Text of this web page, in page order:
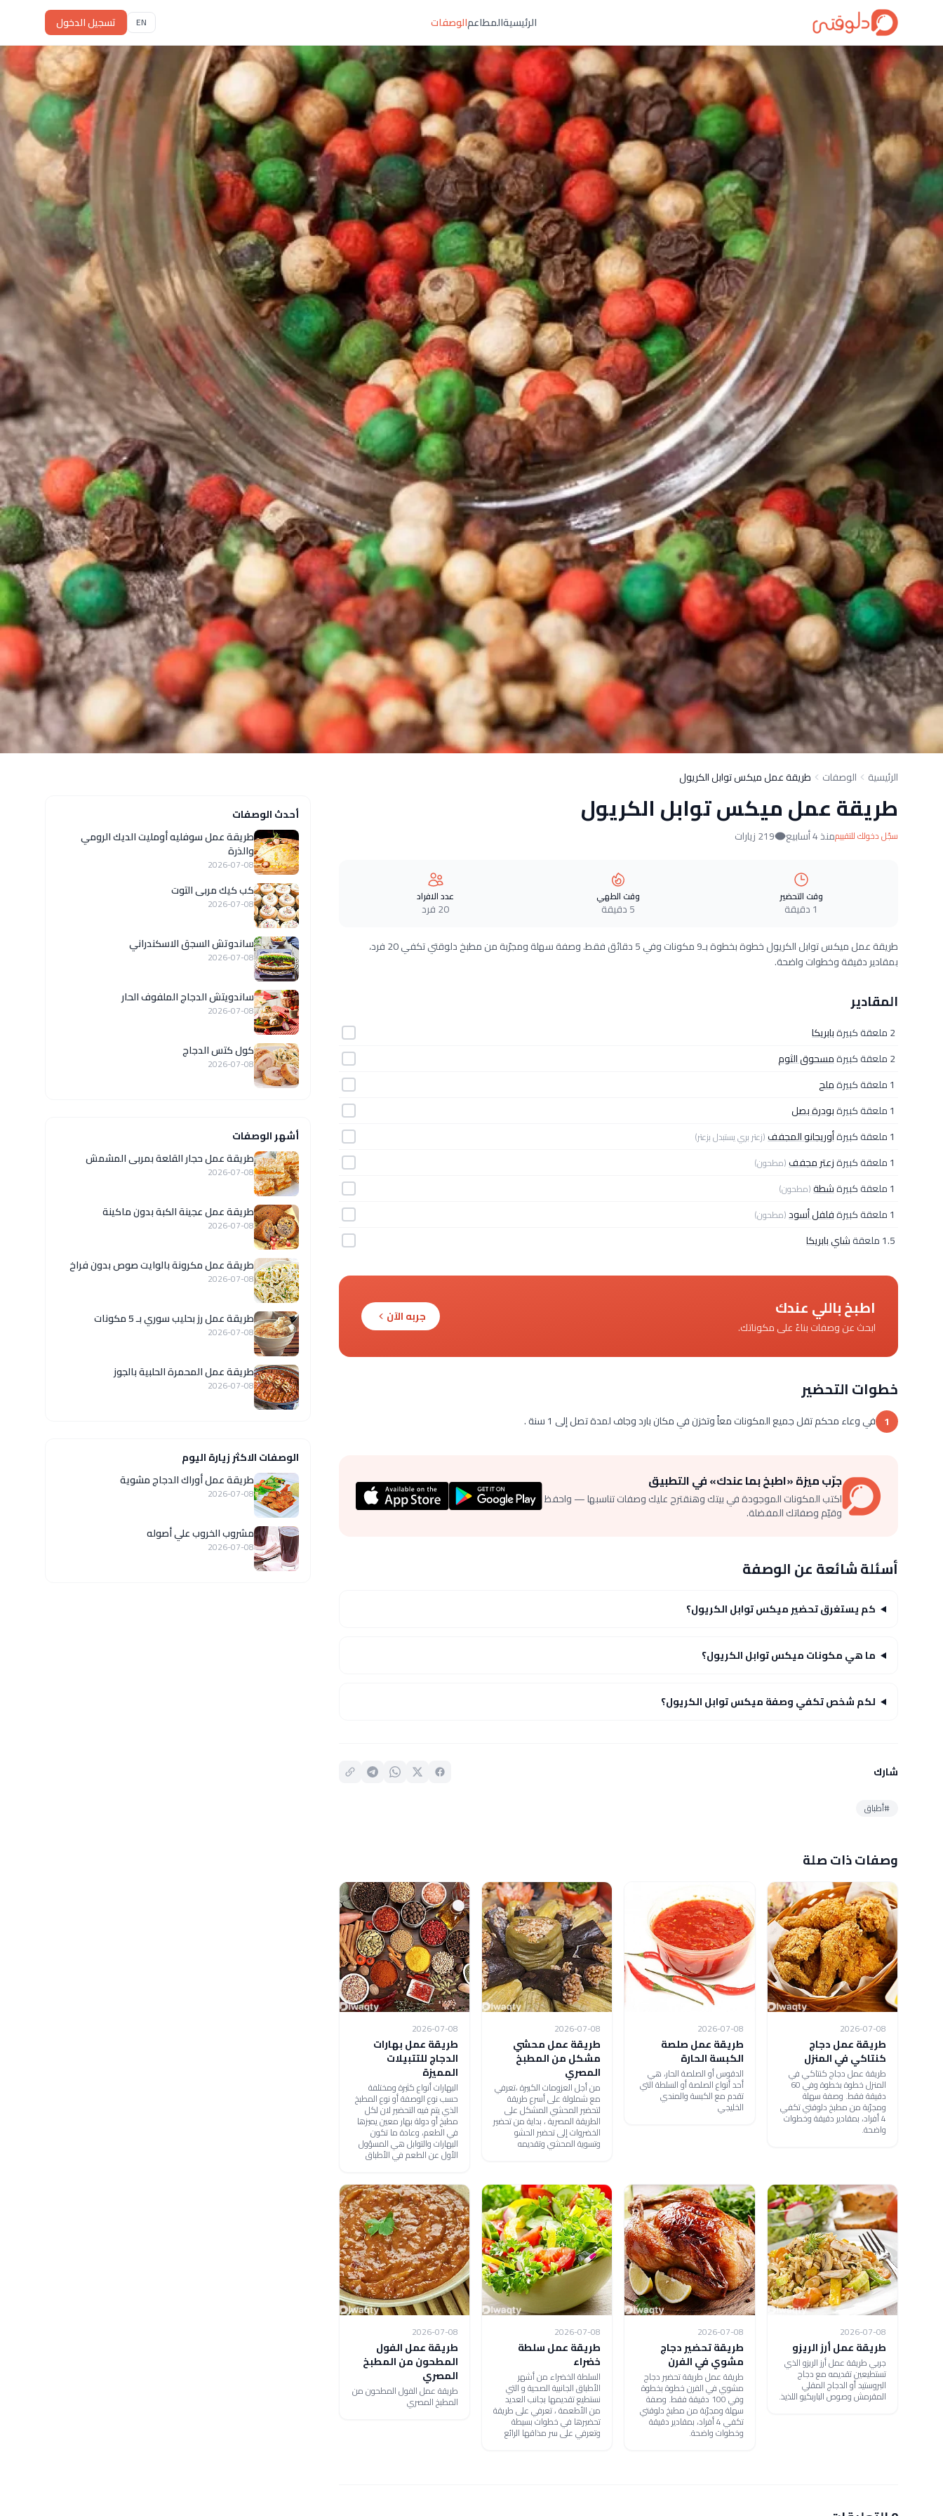
الرئيسيةالمطاعمالوصفات EN تسجيل الدخول
الرئيسية الوصفات طريقة عمل ميكس توابل الكريول
طريقة عمل ميكس توابل الكريول
سجّل دخولك للتقييممنذ 4 أسابيع 219 زيارات
وقت التحضير
1 دقيقة
وقت الطهي
5 دقيقة
عدد الافراد
20 فرد
طريقة عمل ميكس توابل الكريول خطوة بخطوة بـ9 مكونات وفي 5 دقائق فقط. وصفة سهلة ومجرّبة من مطبخ دلوقتي تكفي 20 فرد،
بمقادير دقيقة وخطوات واضحة.
المقادير
2 ملعقة كبيرة
بابريكا
2 ملعقة كبيرة
مسحوق الثوم
1 ملعقة كبيرة
ملح
1 ملعقة كبيرة
بودرة بصل
1 ملعقة كبيرة
أوريجانو المجفف(زعتر بري يستبدل بزعتر)
1 ملعقة كبيرة زعتر مجفف(مطحون)
1 ملعقة كبيرة شطة(مطحون)
1 ملعقة كبيرة فلفل أسود(مطحون)
1.5 ملعقة شاي بابريكا
اطبخ باللي عندك
ابحث عن وصفات بناءً على مكوناتك.
جربه الآن
خطوات التحضير
1 في وعاء محكم تقل جميع المكونات معاً وتخزن في مكان بارد وجاف لمدة تصل إلى 1 سنة .
جرّب ميزة «اطبخ بما عندك» في التطبيق
اكتب المكونات الموجودة في بيتك وهنقترح عليك وصفات تناسبها — واحفظ
وقيّم وصفاتك المفضلة.
أسئلة شائعة عن الوصفة
كم يستغرق تحضير ميكس توابل الكريول؟
ما هي مكونات ميكس توابل الكريول؟
لكم شخص تكفي وصفة ميكس توابل الكريول؟
شارك
#أطباق
وصفات ذات صلة
2026-07-08
طريقة عمل دجاج
كنتاكي في المنزل
طريقة عمل دجاج كنتاكي في
المنزل خطوة بخطوة وفي 60
دقيقة فقط. وصفة سهلة
ومجرّبة من مطبخ دلوقتي تكفي
4 أفراد، بمقادير دقيقة وخطوات
واضحة.
2026-07-08
طريقة عمل صلصة
الكبسة الحارة
الدقوس أو الصلصة الحار، هي
أحد أنواع الصلصة أو السلطة التي
تقدم مع الكبسة والمندي
الخليجي
2026-07-08
طريقة عمل محشي
مشكل من المطبخ
المصري
من أجل العزومات الكبيرة ،تعرفي
مع شملولة على أسرع طريقة
لتحضير المحشي المشكل على
الطريقة المصرية ، بداية من تحضير
الخضروات إلى تحضير الحشو
وتسوية المحشي وتقديمه
2026-07-08
طريقة عمل بهارات
الدجاج للتتبيلات
المميزة
البهارات أنواع كثيرة ومختلفة
حسب نوع الوصفة أو نوع المطبخ
الذي يتم فيه التحضير لان لكل
مطبخ أو دولة بهار معين يميزها
في الطعم، وعادة ما تكون
البهارات والتوابل هي المسؤول
الأول عن الطعم في الأطباق
2026-07-08
طريقة عمل أرز الريزو
جربي طريقة عمل أرز الريزو الذي
تستطيعين تقديمه مع دجاج
البروستيد أو الدجاج المقلي
المقرمش وصوص الباربكيو اللذيذ.
2026-07-08
طريقة تحضير دجاج
مشوي في الفرن
طريقة عمل طريقة تحضير دجاج
مشوي في الفرن خطوة بخطوة
وفي 100 دقيقة فقط. وصفة
سهلة ومجرّبة من مطبخ دلوقتي
تكفي 4 أفراد، بمقادير دقيقة
وخطوات واضحة.
2026-07-08
طريقة عمل سلطة
خضراء
السلطة الخضراء من أشهر
الأطباق الجانبية الصحية و التي
نستطيع تقديمها بجانب العديد
من الأطعمة ، تعرفي على طريقة
تحضيرها في خطوات بسيطة
وتعرفي على سر مذاقها الرائع
2026-07-08
طريقة عمل الفول
المطحون من المطبخ
المصري
طريقة عمل الفول المطحون من
المطبخ المصري
أحدث الوصفات
طريقة عمل سوفليه أومليت الديك الرومي
والذرة
2026-07-08
كب كيك مربى التوت
2026-07-08
ساندوتش السجق الاسكندراني
2026-07-08
ساندويتش الدجاج الملفوف الحار
2026-07-08
كول كتس الدجاج
2026-07-08
أشهر الوصفات
طريقة عمل حجار القلعة بمربى المشمش
2026-07-08
طريقة عمل عجينة الكبة بدون ماكينة
2026-07-08
طريقة عمل مكرونة بالوايت صوص بدون فراخ
2026-07-08
طريقة عمل رز بحليب سوري بـ 5 مكونات
2026-07-08
طريقة عمل المحمرة الحلبية بالجوز
2026-07-08
الوصفات الاكثر زيارة اليوم
طريقة عمل أوراك الدجاج مشوية
2026-07-08
مشروب الخروب علي أصوله
2026-07-08